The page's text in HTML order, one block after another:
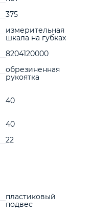
375
измерительная
шкала на губках
8204120000
обрезиненная
рукоятка
40
40
22
пластиковый
подвес